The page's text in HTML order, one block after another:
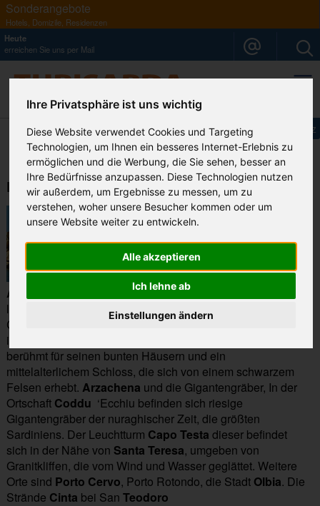
Ihre Privatsphäre ist uns wichtig
Diese Website verwendet Cookies und Targeting
Technologien, um Ihnen ein besseres Internet-Erlebnis zu
ermöglichen und die Werbung, die Sie sehen, besser an
Ihre Bedürfnisse anzupassen. Diese Technologien nutzen
wir außerdem, um Ergebnisse zu messen, um zu
verstehen, woher unsere Besucher kommen oder um
unsere Website weiter zu entwickeln.
Alle akzeptieren
Ich lehne ab
Einstellungen ändern
Sonderangebote
Hotels, Domizile, Residenzen
Heute
erreichen Sie uns per Mail
Ihr Sardinien Spezialist
Der Nordosten Sardiniens
Archipel La Maddalena Traunhafte Inseln und Strände für,
liebhaber des Schnorchelns. Empfehlenswert ist die Insel
Caprera und die berühmte „Spiaggia Rosa“ (Rosa Strand)
in Budelli“. La Maddalena
berühmt für seinen bunten Häusern und ein
mittelalterlichem Schloss, die sich von einem schwarzem
Felsen erhebt. Arzachena und die Gigantengräber, In der
Ortschaft Coddu ‘Ecchiu befinden sich riesige
Gigantengräber der nuraghischer Zeit, die größten
Sardiniens. Der Leuchtturm Capo Testa dieser befindet
sich in der Nähe von Santa Teresa, umgeben von
Granitkliffen, die vom Wind und Wasser geglättet. Weitere
Orte sind Porto Cervo, Porto Rotondo, die Stadt Olbia. Die
Strände Cinta bei San Teodoro
Impressum Datenschutz